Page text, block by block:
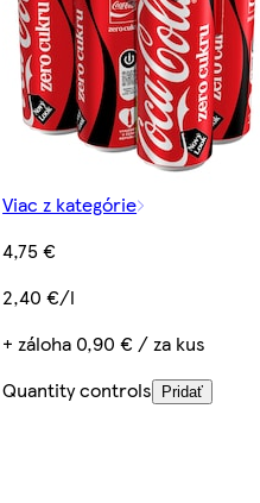
Viac z kategórie
4,75 €
2,40 €/l
+ záloha 0,90 € / za kus
Quantity controls
Pridať